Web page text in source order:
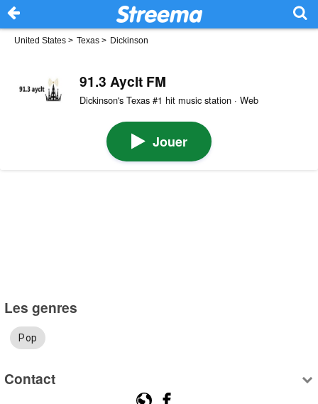
United States > Texas > Dickinson
91.3 Ayclt FM
Dickinson's Texas #1 hit music station · Web
Jouer
Les genres
Pop
Contact